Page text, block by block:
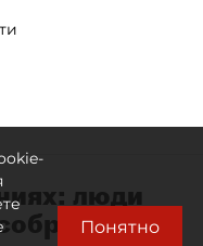
люди
Понятно